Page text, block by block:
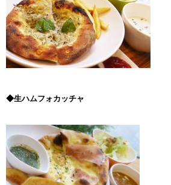
◆生ハムフォカッチャ